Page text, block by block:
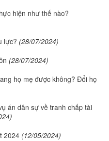
hiện như thế nào?
lực? (28/07/2024)
(28/07/2024)
họ mẹ được không? Đổi họ
án dân sự về tranh chấp tài
2024 (12/05/2024)